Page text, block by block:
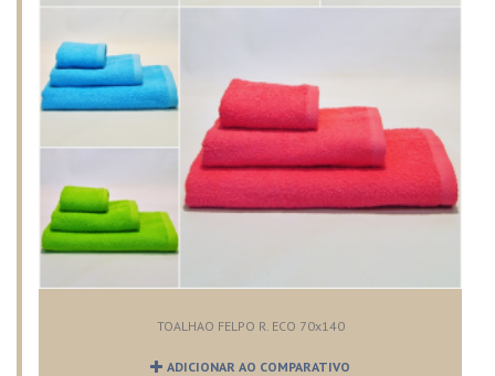
TOALHAO FELPO R. ECO 70x140
ADICIONAR AO COMPARATIVO